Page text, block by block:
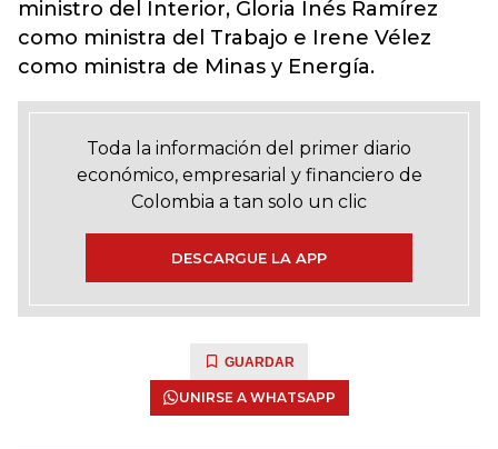
ministro del Interior, Gloria Inés Ramírez
como ministra del Trabajo e Irene Vélez
como ministra de Minas y Energía.
Toda la información del primer diario
económico, empresarial y financiero de
Colombia a tan solo un clic
DESCARGUE LA APP
GUARDAR
UNIRSE A WHATSAPP